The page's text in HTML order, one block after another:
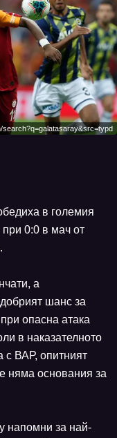
search?q=galatasaray&src=typd
в големия
0:0 в мач от
а
шанс за
опасна атака
в наказателното
с ВАР, опитният
няма основания за
напомни за най-